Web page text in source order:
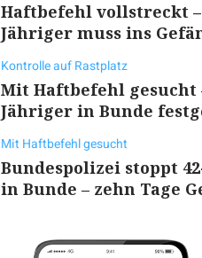
Haftbefehl vollstreckt –
Jähriger muss ins
Kontrolle auf Rastplatz
Mit Haftbefehl gesucht
Jähriger in Bunde
Mit Haftbefehl gesucht
Bundespolizei stoppt
in Bunde – zehn Tage